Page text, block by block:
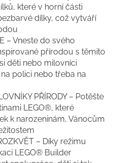
které v horní části
dílky, což vytváří
– Vneste do svého
přírodou s těmito
děti nebo milovníci
polici nebo třeba na
PŘÍRODY – Potěšte
LEGO®, které
k narozeninám, Vánocům
– Díky režimu
LEGO® Builder